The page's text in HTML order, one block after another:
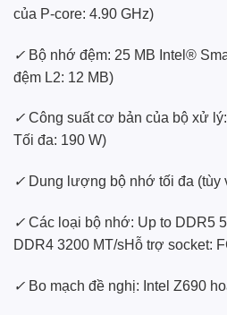
của P-core: 4.90 GHz)
✓ Bộ nhớ đệm: 25 MB Intel®
đệm L2: 12 MB)
✓ Công suất cơ bản của bộ xử
Tối đa: 190 W)
✓ Dung lượng bộ nhớ tối đa (tùy
✓ Các loại bộ nhớ: Up to DDR5
DDR4 3200 MT/sHỗ trợ socket:
✓ Bo mạch đề nghị: Intel Z690